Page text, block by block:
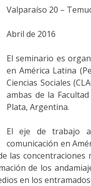
Valparaíso 20 –
Abril de 2016
El seminario es
en América Latina
Ciencias Sociales
ambas de la
Plata, Argentina.
El eje de trabajo
comunicación en
las
de los
en los